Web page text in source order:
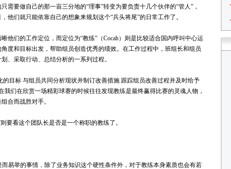
需要做自己的那一亩三分地的“理事”转变为要负责十几个伙伴的“管人”，
他们就只能依靠自己的想象来规划这个“兵头将尾”的日常工作了。
他们的工作定位，而定位为“教练”（Cocah）则是比较适合国内呼叫中心运
度和目标出发，帮助组员创造优秀的绩效。在工作过程中，班组长和组员
、采取行动、总结分析的一系列过程。
目标 与组员共同分析现状并制订改善措施 跟踪组员改善过程并及时给予
们在欣赏一场精彩球赛的时候往往发现教练是最终赢得比赛的灵魂人物，
合而战胜对手。
要看这个团队长是否是一个称职的教练了。
易举的事情，除了业务知识这个硬性条件外，对于教练本身素质也会有若